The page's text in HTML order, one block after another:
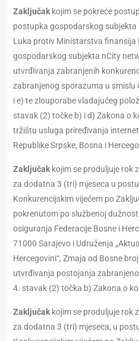
Zaključak kojim se pokreće
postupka gospodarskog subjekta
Luka protiv Ministarstva finansija
gospodarskog subjekta nCity
utvrđivanja zabranjenih
zabranjenog sporazuma u smislu
i e) te zlouporabe vladajućeg
stavak (2) točke b) i d) Zakona o
tržištu usluga priređivanja
Republike Srpske, Bosna i
Zaključak kojim se produljuje rok
za dodatna 3 (tri) mjeseca u
Konkurencijskim vijećem po
pokrenutom po službenoj
osiguranja Federacije Bosne i
71000 Sarajevo i Udruženja
Hercegovini“, Zmaja od Bosne
utvrđivanja postojanja
4. stavak (2) točka b) Zakona o
Zaključak kojim se produljuje rok
za dodatna 3 (tri) mjeseca, u